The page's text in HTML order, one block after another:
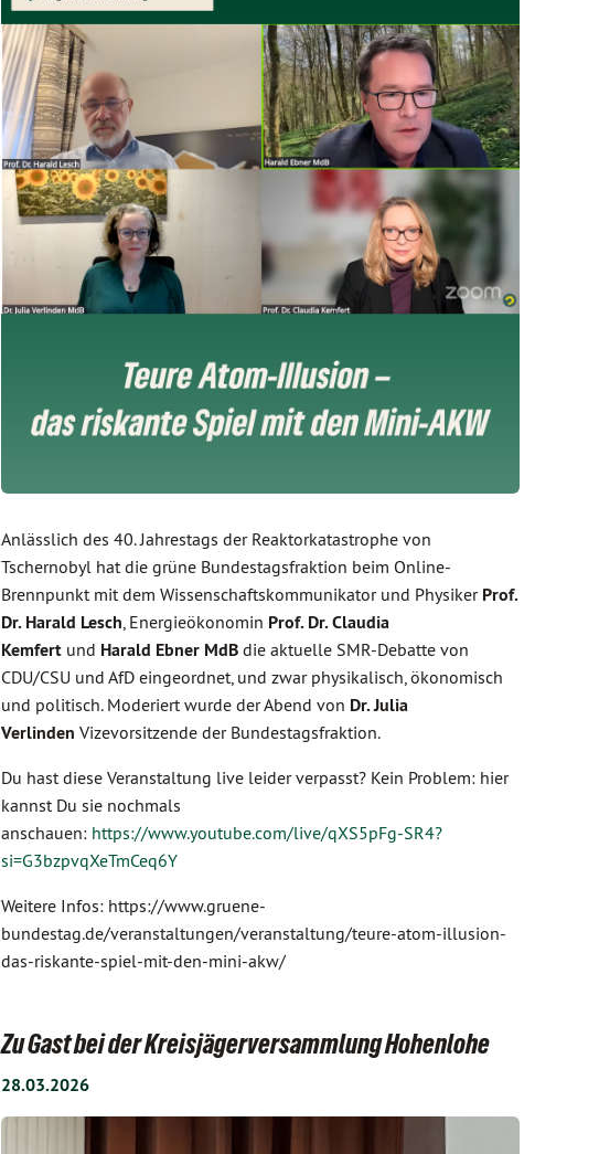
Anlässlich des 40. Jahrestags der Reaktorkatastrophe von
Tschernobyl hat die grüne Bundestagsfraktion beim Online-
Brennpunkt mit dem Wissenschaftskommunikator und Physiker Prof.
Dr. Harald Lesch, Energieökonomin Prof. Dr. Claudia
Kemfert und Harald Ebner MdB die aktuelle SMR-Debatte von
CDU/CSU und AfD eingeordnet, und zwar physikalisch, ökonomisch
und politisch. Moderiert wurde der Abend von Dr. Julia
Verlinden Vizevorsitzende der Bundestagsfraktion.
Du hast diese Veranstaltung live leider verpasst? Kein Problem: hier
kannst Du sie nochmals
anschauen: https://www.youtube.com/live/qXS5pFg-SR4?
si=G3bzpvqXeTmCeq6Y
Weitere Infos: https://www.gruene-
bundestag.de/veranstaltungen/veranstaltung/teure-atom-illusion-
das-riskante-spiel-mit-den-mini-akw/
Zu Gast bei der Kreisjägerversammlung Hohenlohe
28.03.2026